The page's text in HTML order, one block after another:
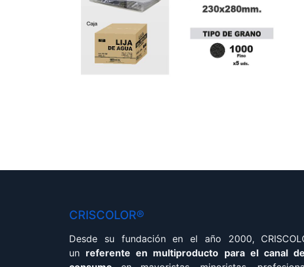
CRISCOLOR®
Desde su fundación en el año 2000,
un referente en multiproducto para el canal